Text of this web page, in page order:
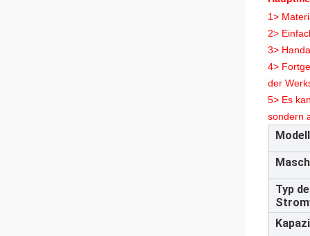
1>
2>
3>
4>
der
5> Es
sondern
Typ